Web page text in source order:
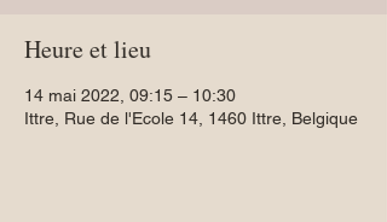
Heure et lieu
14 mai 2022, 09:15 – 10:30
Ittre, Rue de l'Ecole 14, 1460 Ittre, Belgique